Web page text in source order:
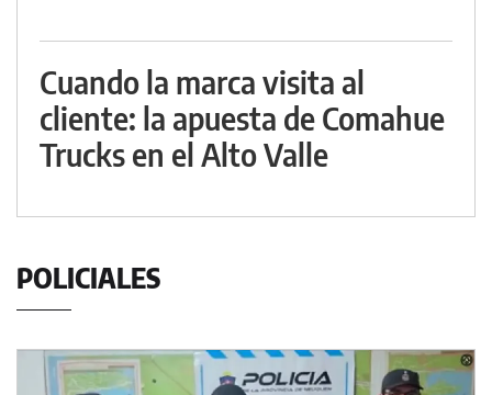
Cuando la marca visita al
cliente: la apuesta de Comahue
Trucks en el Alto Valle
POLICIALES